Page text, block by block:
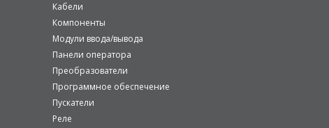
Кабели
Компоненты
Модули ввода/вывода
Панели оператора
Преобразователи
Программное обеспечение
Пускатели
Реле